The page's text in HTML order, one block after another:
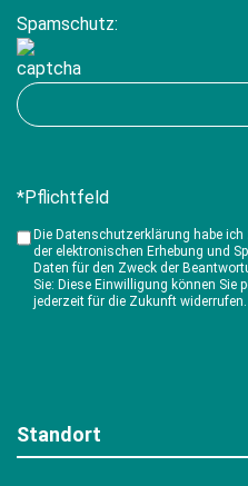
Spamschutz:
*Pflichtfeld
Die Datenschutzerklärung habe
der elektronischen Erhebung und
Daten für den Zweck der
Sie: Diese Einwilligung können Sie
jederzeit für die Zukunft widerrufen.
Standort